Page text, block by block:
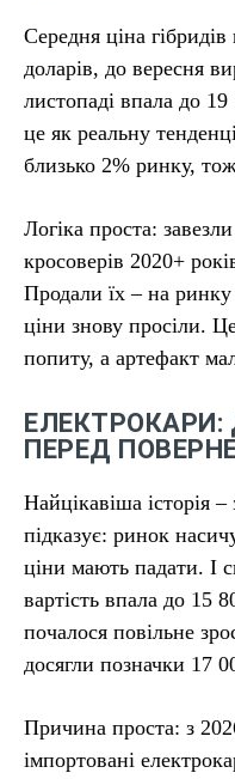
Середня ціна
доларів, до вересня
листопаді впала до
це як реальну
близько 2% ринку,
Логіка проста:
кросоверів 2020+
Продали їх – на
ціни знову просіли.
попиту, а артефакт
ПЕРЕД
Найцікавіша історія
підказує: ринок
ціни мають падати. І
вартість впала до 15
почалося повільне
досягли позначки 17
Причина проста: з
імпортовані